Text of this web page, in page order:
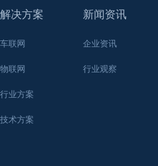
解决方案
车联网
物联网
行业方案
技术方案
新闻资讯
企业资讯
行业观察